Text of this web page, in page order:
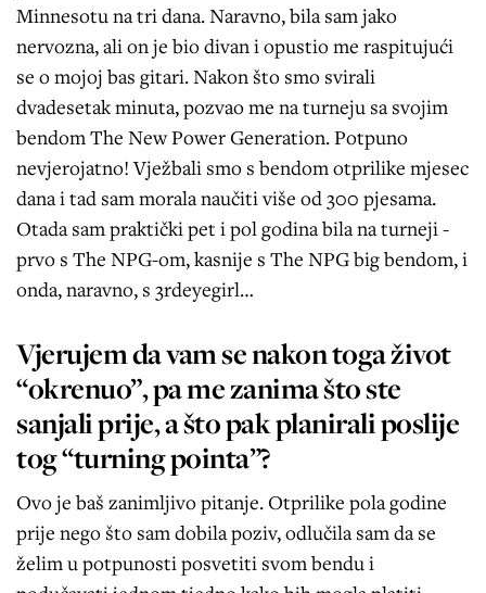
Minnesotu na tri dana. Naravno, bila sam jako
nervozna, ali on je bio divan i opustio me raspitujući
se o mojoj bas gitari. Nakon što smo svirali
dvadesetak minuta, pozvao me na turneju sa svojim
bendom The New Power Generation. Potpuno
nevjerojatno! Vježbali smo s bendom otprilike mjesec
dana i tad sam morala naučiti više od 300 pjesama.
Otada sam praktički pet i pol godina bila na turneji -
prvo s The NPG-om, kasnije s The NPG big bendom, i
onda, naravno, s 3rdeyegirl…
Vjerujem da vam se nakon toga život
“okrenuo”, pa me zanima što ste
sanjali prije, a što pak planirali poslije
tog “turning pointa”?
Ovo je baš zanimljivo pitanje. Otprilike pola godine
prije nego što sam dobila poziv, odlučila sam da se
želim u potpunosti posvetiti svom bendu i